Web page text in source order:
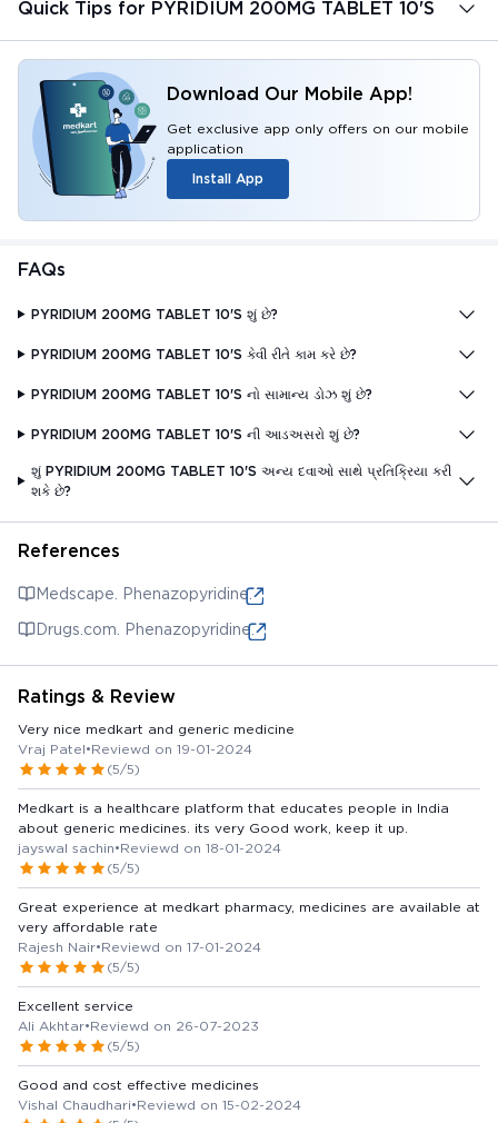
Quick Tips for PYRIDIUM 200MG TABLET 10'S
Download Our Mobile App!
Get exclusive app only offers on our mobile
application
Install App
FAQs
PYRIDIUM 200MG TABLET 10'S શું છે?
PYRIDIUM 200MG TABLET 10'S કેવી રીતે કામ કરે છે?
PYRIDIUM 200MG TABLET 10'S નો સામાન્ય ડોઝ શું છે?
PYRIDIUM 200MG TABLET 10'S ની આડઅસરો શું છે?
શું PYRIDIUM 200MG TABLET 10'S અન્ય દવાઓ સાથે પ્રતિક્રિયા કરી
શકે છે?
References
Medscape. Phenazopyridine.
Drugs.com. Phenazopyridine.
Ratings & Review
Very nice medkart and generic medicine
Vraj Patel•Reviewd on 19-01-2024
(5/5)
Medkart is a healthcare platform that educates people in India
about generic medicines. its very Good work, keep it up.
jayswal sachin•Reviewd on 18-01-2024
(5/5)
Great experience at medkart pharmacy, medicines are available at
very affordable rate
Rajesh Nair•Reviewd on 17-01-2024
(5/5)
Excellent service
Ali Akhtar•Reviewd on 26-07-2023
(5/5)
Good and cost effective medicines
Vishal Chaudhari•Reviewd on 15-02-2024